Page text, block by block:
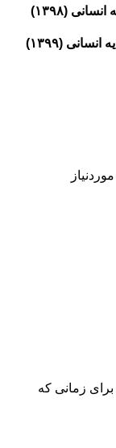
(۱۳۹۸)
(۱۳۹۹)
زمانی که